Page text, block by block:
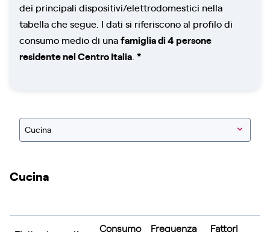
dei principali dispositivi/elettrodomestici nella
tabella che segue. I dati si riferiscono al profilo di
consumo medio di unafamiglia di 4 persone
residente nel Centro Italia *
Cucina
Cucina
Consumo
Frequenza
Fattori